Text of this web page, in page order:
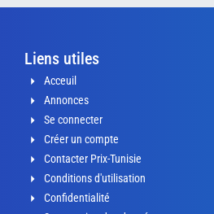
Liens utiles
Acceuil
Annonces
Se connecter
Créer un compte
Contacter Prix-Tunisie
Conditions d'utilisation
Confidentialité